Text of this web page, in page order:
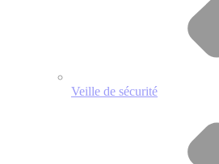
Veille de sécurité